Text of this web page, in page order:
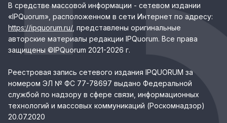
В средстве массовой информации - сетевом издании
«IPQuorum», расположенном в сети Интернет по адресу:
https://ipquorum.ru/, представлены оригинальные
авторские материалы редакции IPQuorum. Все права
защищены ©IPQuorum 2021-2026 г.
Реестровая запись сетевого издания IPQUORUM за
номером ЭЛ № ФС 77-78697 выдано Федеральной
службой по надзору в сфере связи, информационных
технологий и массовых коммуникаций (Роскомнадзор)
20.07.2020